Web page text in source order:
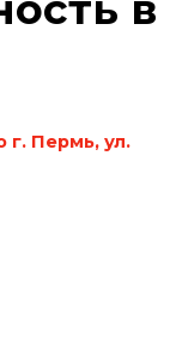
г. Пермь, ул.